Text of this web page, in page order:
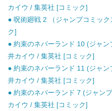
カイウ / 集英社 [コミック]
● 呪術廻戦 2 （ジャンプコミッ
ク]
● 約束のネバーランド 10 (ジャ
井カイウ / 集英社 [コミック]
● 約束のネバーランド 11 (ジャ
井カイウ / 集英社 [コミック]
● 約束のネバーランド 7 (ジャン
カイウ / 集英社 [コミック]